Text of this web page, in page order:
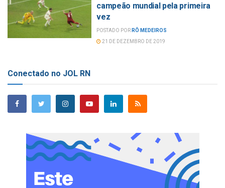
campeão mundial pela primeira
vez
POSTADO POR RÔ MEDEIROS
21 DE DEZEMBRO DE 2019
Conectado no JOL RN